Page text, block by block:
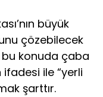
büyük
çözebilecek
bu konuda çaba
ifadesi ile “yerli
şarttır.